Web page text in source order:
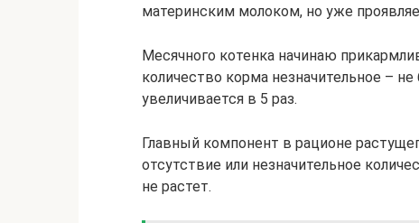
материнским молоком, но уже
Месячного котенка начинаю
количество корма незначительное –
увеличивается в 5 раз.
Главный компонент в рационе
отсутствие или незначительное
не растет.